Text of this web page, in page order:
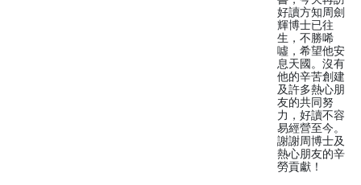
好讀方知周劍
輝博士已往
生，不勝唏
噓，希望他安
息天國。沒有
他的辛苦創建
及許多熱心朋
友的共同努
力，好讀不容
易經營至今。
謝謝周博士及
熱心朋友的辛
勞貢獻！